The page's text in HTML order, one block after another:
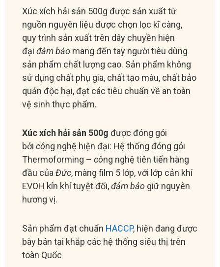
Xúc xích hải sản 500g được sản xuất từ
nguồn nguyên liệu được chọn lọc kĩ càng,
quy trình sản xuất trên dây chuyền hiện
đại đảm bảo mang đến tay người tiêu dùng
sản phẩm chất lượng cao. Sản phẩm không
sử dụng chất phụ gia, chất tạo màu, chất bảo
quản độc hại, đạt các tiêu chuẩn về an toàn
vệ sinh thực phẩm.
Xúc xích hải sản 500g được đóng gói
bởi công nghệ hiện đại: Hệ thống đóng gói
Thermoforming – công nghệ tiên tiến hàng
đầu củaĐức, màng film 5 lớp, với lớp cản khí
EVOH kín khí tuyệt đối,đảm bảo giữ nguyên
hương vị.
Sản phẩm đạt chuẩn HACCP, hiện đang được
bày bán tại khắp các hệ thống siêu thị trên
toàn Quốc